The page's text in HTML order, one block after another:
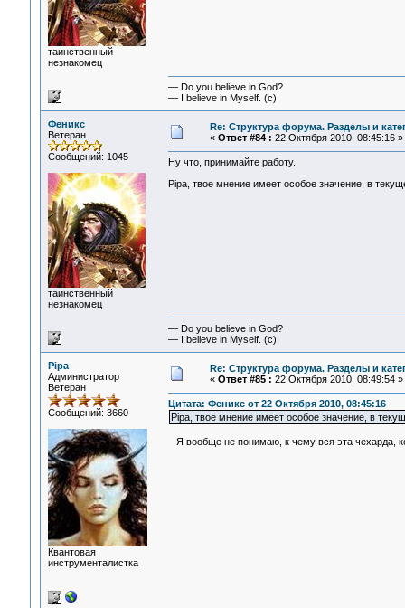
таинственный
незнакомец
— Do you believe in God?
— I believe in Myself. (c)
Феникс
Ветеран
Сообщений: 1045
таинственный
незнакомец
Re: Структура форума. Разделы и
« Ответ #84 : 22 Октября 2010, 08:45:16 »
Ну что, принимайте работу.
Pipa, твое мнение имеет особое значение, в
— Do you believe in God?
— I believe in Myself. (c)
Pipa
Администратор
Ветеран
Сообщений: 3660
Квантовая
инструменталистка
Re: Структура форума. Разделы и
« Ответ #85 : 22 Октября 2010, 08:49:54 »
Цитата: Феникс от 22 Октября 2010, 08:45:16
Pipa, твое мнение имеет особое значение, в
Я вообще не понимаю, к чему вся эта чехарда,